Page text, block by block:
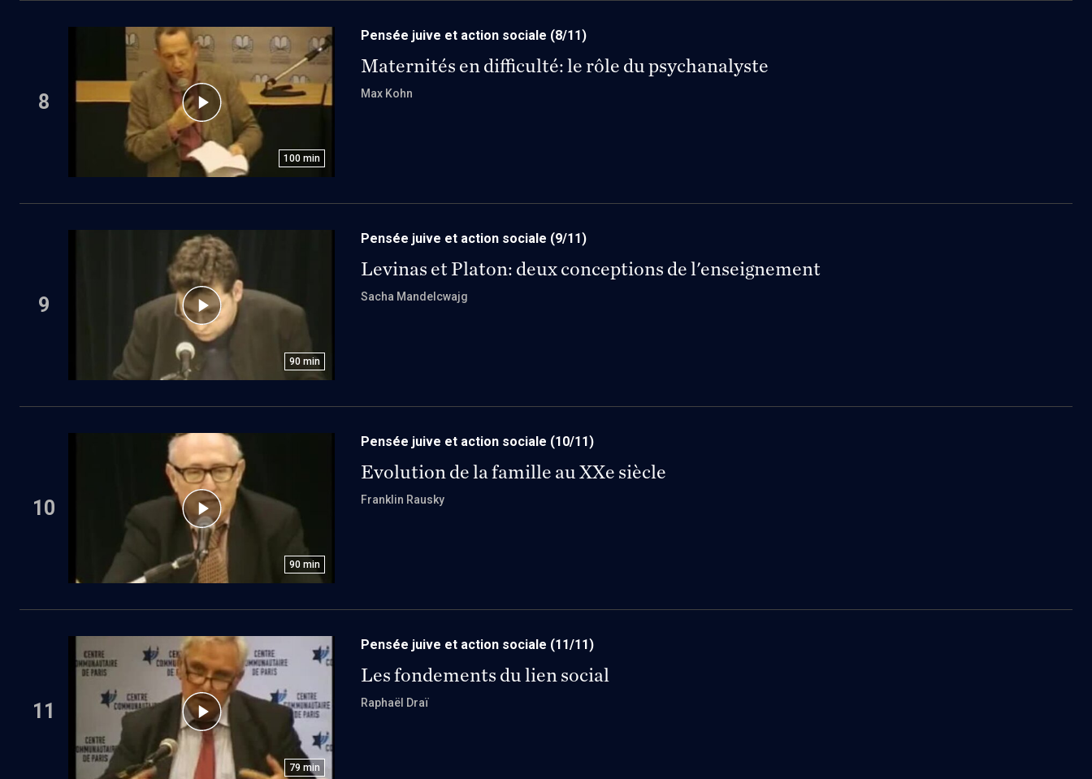
8
100 min
Pensée juive et action sociale (8/11)
Maternités en difficulté: le rôle du psychanalyste
Max Kohn
9
90 min
Pensée juive et action sociale (9/11)
Levinas et Platon: deux conceptions de l'enseignement
Sacha Mandelcwajg
10
90 min
Pensée juive et action sociale (10/11)
Evolution de la famille au XXe siècle
Franklin Rausky
11
79 min
Pensée juive et action sociale (11/11)
Les fondements du lien social
Raphaël Draï